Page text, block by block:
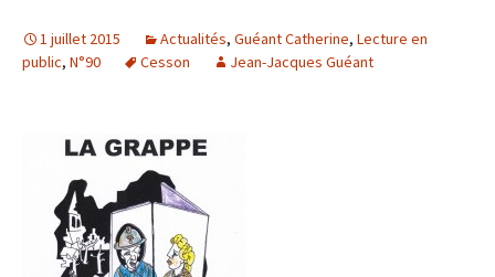
1 juillet 2015 Actualités, Guéant Catherine, Lecture en
public, N°90 Cesson Jean-Jacques Guéant